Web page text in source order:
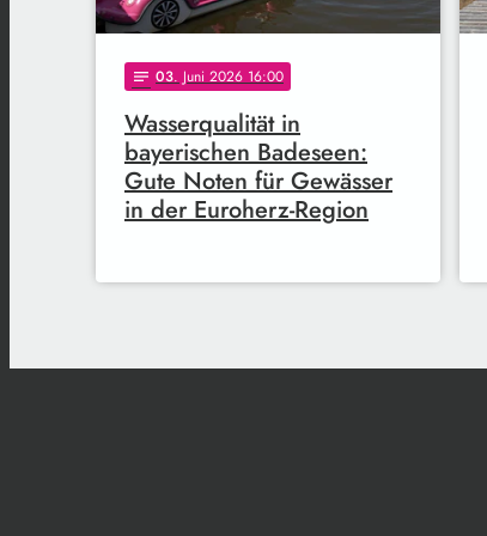
notes 03. Juni 2026 16:00
Wasserqualität in
bayerischen Badeseen:
Gute Noten für Gewässer
in der Euroherz-Region